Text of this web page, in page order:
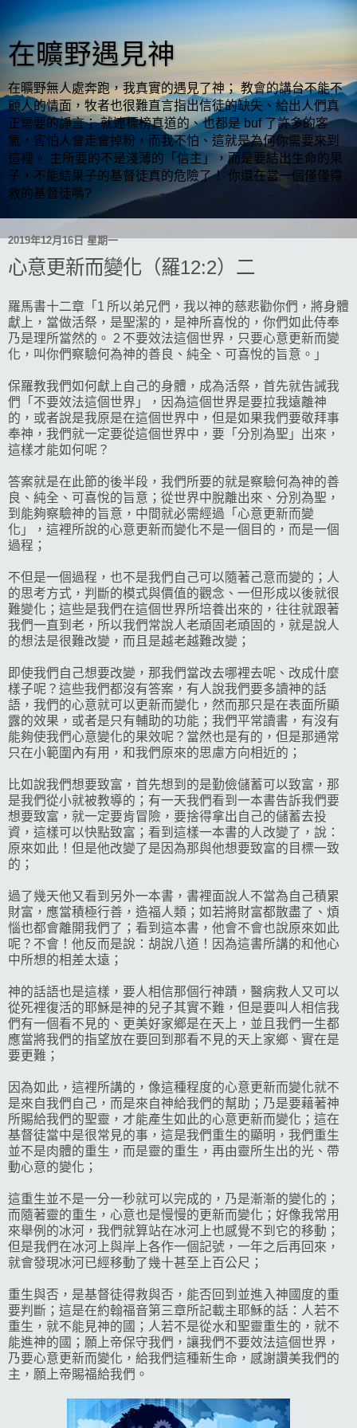
在曠野遇見神
在曠野無人處奔跑，我真實的遇見了神； 教會的講台不能不
顧人的情面，牧者也很難直言指出信徒的缺失、給出人們真
正需要的諍言； 就連標榜真道的、也都是 buf 了許多的客
氣，害怕人會走會掉粉，而我不怕、這就是為何你需要來到
這裡。 主所要的不是淺薄的「信主」，而是要結出生命的果
子，不能結果子的基督徒真的危險了！ 你還在當一個僅僅得
救的基督徒嗎?
2019年12月16日 星期一
心意更新而變化（羅12:2）二
羅馬書十二章「1 所以弟兄們，我以神的慈悲勸你們，將身體
獻上，當做活祭，是聖潔的，是神所喜悅的，你們如此侍奉
乃是理所當然的。 2 不要效法這個世界，只要心意更新而變
化，叫你們察驗何為神的善良、純全、可喜悅的旨意。」
保羅教我們如何獻上自己的身體，成為活祭，首先就告誡我
們「不要效法這個世界」，因為這個世界是要拉我遠離神
的，或者說是我原是在這個世界中，但是如果我們要敬拜事
奉神，我們就一定要從這個世界中，要「分別為聖」出來，
這樣才能如何呢？
答案就是在此節的後半段，我們所要的就是察驗何為神的善
良、純全、可喜悅的旨意；從世界中脫離出來、分別為聖，
到能夠察驗神的旨意，中間就必需經過「心意更新而變
化」，這裡所說的心意更新而變化不是一個目的，而是一個
過程；
不但是一個過程，也不是我們自己可以隨著己意而變的；人
的思考方式，判斷的模式與價值的觀念、一但形成以後就很
難變化；這些是我們在這個世界所培養出來的，往往就跟著
我們一直到老，所以我們常說人老頑固老頑固的，就是說人
的想法是很難改變，而且是越老越難改變；
即使我們自己想要改變，那我們當改去哪裡去呢、改成什麼
樣子呢？這些我們都沒有答案，有人說我們要多讀神的話
語，我們的心意就可以更新而變化，然而那只是在表面所顯
露的效果，或者是只有輔助的功能；我們平常讀書，有沒有
能夠使我們心意變化的果效呢？當然也是有的，但是那通常
只在小範圍內有用，和我們原來的思慮方向相近的；
比如說我們想要致富，首先想到的是勤儉儲蓄可以致富，那
是我們從小就被教導的；有一天我們看到一本書告訴我們要
想要致富，就一定要肯冒險，要捨得拿出自己的儲蓄去投
資，這樣可以快點致富；看到這樣一本書的人改變了，說：
原來如此！但是他改變了是因為那與他想要致富的目標一致
的；
過了幾天他又看到另外一本書，書裡面說人不當為自己積累
財富，應當積極行善，造福人類；如若將財富都散盡了、煩
惱也都會離開我們了；看到這本書，他會不會也說原來如此
呢？不會！他反而是說：胡說八道！因為這書所講的和他心
中所想的相差太遠；
神的話語也是這樣，要人相信那個行神蹟，醫病救人又可以
從死裡復活的耶穌是神的兒子其實不難，但是要叫人相信我
們有一個看不見的、更美好家鄉是在天上，並且我們一生都
應當將我們的指望放在要回到那看不見的天上家鄉、實在是
要更難；
因為如此，這裡所講的，像這種程度的心意更新而變化就不
是來自我們自己，而是來自神給我們的幫助；乃是要藉著神
所賜給我們的聖靈，才能產生如此的心意更新而變化；這在
基督徒當中是很常見的事，這是我們重生的顯明，我們重生
並不是肉體的重生，而是靈的重生，再由靈所生出的光、帶
動心意的變化；
這重生並不是一分一秒就可以完成的，乃是漸漸的變化的；
而隨著靈的重生，心意也是慢慢的更新而變化；好像我常用
來舉例的冰河，我們就算站在冰河上也感覺不到它的移動；
但是我們在冰河上與岸上各作一個記號，一年之后再回來，
就會發現冰河已經移動了幾十甚至上百公尺；
重生與否，是基督徒得救與否，能否回到並進入神國度的重
要判斷；這是在約翰福音第三章所記載主耶穌的話：人若不
重生，就不能見神的國；人若不是從水和聖靈重生的，就不
能進神的國；願上帝保守我們，讓我們不要效法這個世界，
乃要心意更新而變化，給我們這種新生命，感謝讚美我們的
主，願上帝賜福給我們。